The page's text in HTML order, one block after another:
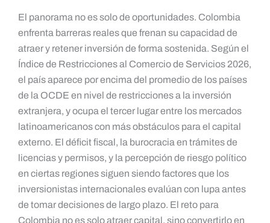
El panorama no es solo de oportunidades. Colombia
enfrenta barreras reales que frenan su capacidad de
atraer y retener inversión de forma sostenida. Según el
Índice de Restricciones al Comercio de Servicios 2026,
el país aparece por encima del promedio de los países
de la OCDE en nivel de restricciones a la inversión
extranjera, y ocupa el tercer lugar entre los mercados
latinoamericanos con más obstáculos para el capital
externo. El déficit fiscal, la burocracia en trámites de
licencias y permisos, y la percepción de riesgo político
en ciertas regiones siguen siendo factores que los
inversionistas internacionales evalúan con lupa antes
de tomar decisiones de largo plazo. El reto para
Colombia no es solo atraer capital, sino convertirlo en